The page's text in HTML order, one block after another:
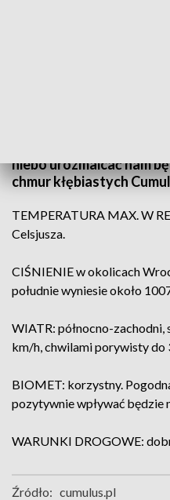
niebo urozmaicać nam
chmur kłębiastych
TEMPERATURA MAX. W
Celsjusza.
CIŚNIENIE w okolicach
południe wyniesie około
WIATR: północno-
km/h, chwilami porywisty do
BIOMET: korzystny.
pozytywnie wpływać będzie
WARUNKI DROGOWE:
Źródło: cumulus.pl